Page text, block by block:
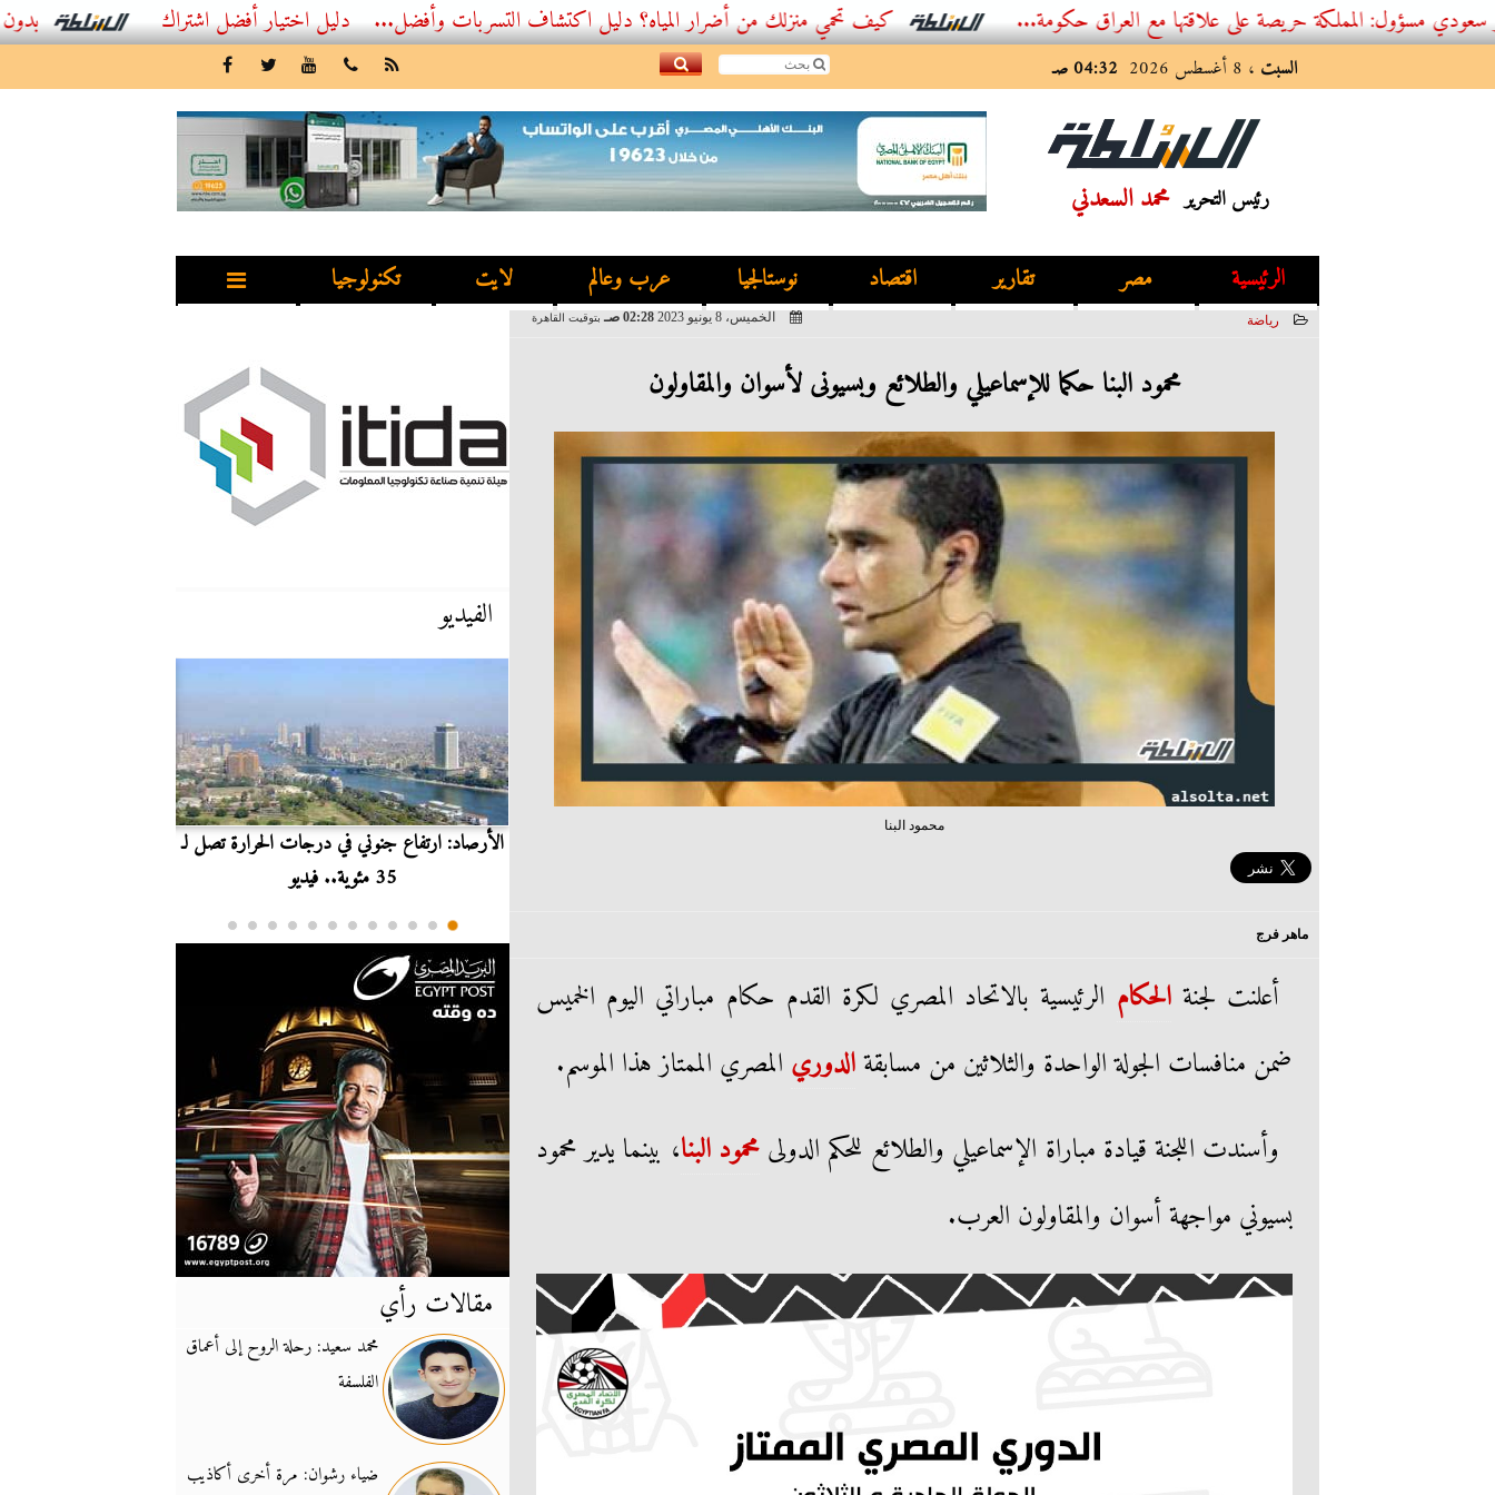
أفضل اشتراك IPTV بدون تقطيع 2026 – دليل المشاهد العصري حريصة على علاقتها مع العراق حكومة... كيف تحمي منزلك من أضرار المياه؟ دليل اكتشاف التسربات وأفضل...
السبت ، 8 أغسطس 2026 04:32 صـ
رئيس التحرير محمد السعدني
الرئيسية مصر تقارير اقتصاد نوستالجيا عرب وعالم لايت تكنولوجيا
رياضة الخميس، 8 يونيو 2023 02:28 صـ بتوقيت القاهرة
محمود البنا حكما للإسماعيلي والطلائع وبسيونى لأسوان والمقاولون
محمود البنا
ماهر فرج
أعلنت لجنةالحكام الرئيسية بالاتحاد المصري لكرة القدم حكام مباراتي اليوم الخميس
ضمن منافسات الجولة الواحدة والثلاثين من مسابقةالدوري المصري الممتاز هذا الموسم.
وأسندت اللجنة قيادة مباراة الإسماعيلي والطلائع للحكم الدولىمحمود البنا، بينما يدير محمود
بسيوني مواجهة أسوان والمقاولون العرب.
الفيديو
الأرصاد: ارتفاع جنوني في درجات الحرارة تصل لـ
35 مئوية.. فيديو
مقالات رأي
محمد سعيد: رحلة الروح إلى أعماق
الفلسفة
ضياء رشوان: مرة أخرى أكاذيب